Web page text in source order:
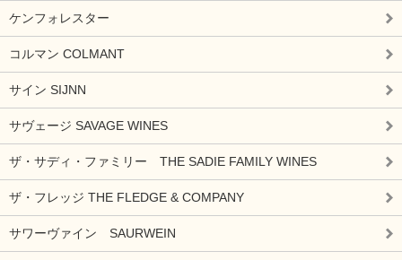
ケンフォレスター
コルマン COLMANT
サイン SIJNN
サヴェージ SAVAGE WINES
ザ・サディ・ファミリー THE SADIE FAMILY WINES
ザ・フレッジ THE FLEDGE & COMPANY
サワーヴァイン SAURWEIN